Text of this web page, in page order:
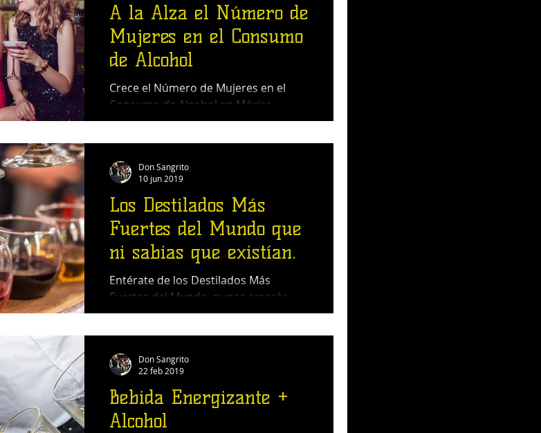
A la Alza el Número de
Mujeres en el Consumo
de Alcohol
Crece el Número de Mujeres en el
Consumo de Alcohol en México
Los Destilados Más
Fuertes del Mundo que
ni sabias que existían.
Entérate de los Destilados Más
Fuertes del Mundo, nunca creerás
que existían.
Don Sangrito
10 jun 2019
Bebida Energizante +
Alcohol
Don Sangrito
22 feb 2019